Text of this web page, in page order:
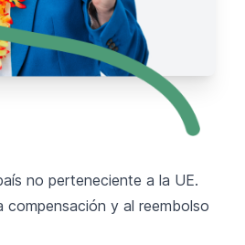
no perteneciente a la UE.
compensación y al reembolso